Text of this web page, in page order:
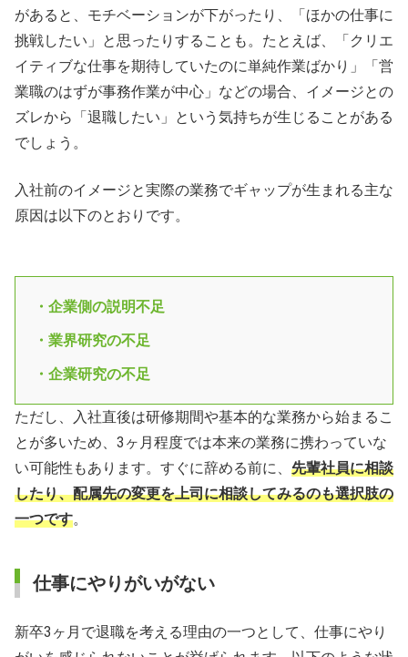
があると、モチベーションが下がったり、「ほかの仕事に
挑戦したい」と思ったりすることも。たとえば、「クリエ
イティブな仕事を期待していたのに単純作業ばかり」「営
業職のはずが事務作業が中心」などの場合、イメージとの
ズレから「退職したい」という気持ちが生じることがある
でしょう。
入社前のイメージと実際の業務でギャップが生まれる主な
原因は以下のとおりです。
・企業側の説明不足
・業界研究の不足
・企業研究の不足
ただし、入社直後は研修期間や基本的な業務から始まるこ
とが多いため、3ヶ月程度では本来の業務に携わっていな
い可能性もあります。すぐに辞める前に、 先輩社員に相談
したり、配属先の変更を上司に相談してみるのも選択肢の
一つです。
仕事にやりがいがない
新卒3ヶ月で退職を考える理由の一つとして、仕事にやり